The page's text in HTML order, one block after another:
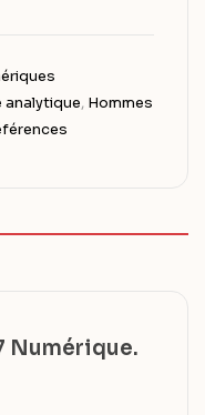
analytique, Hommes
Numérique.